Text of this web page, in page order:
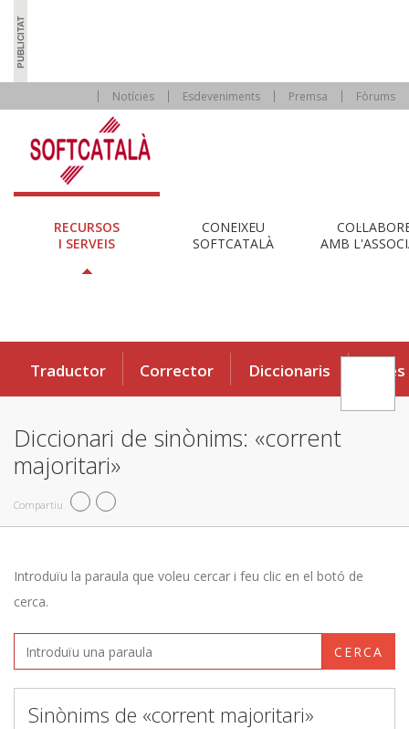
Notícies Esdeveniments Premsa Fòrums
RECURSOS
I SERVEIS
CONEIXEU
SOFTCATALÀ
AMB
Traductor Corrector Diccionaris Eines
Diccionari de sinònims: «corrent
majoritari»
Compartiu
Introduïu la paraula que voleu cercar i feu clic en el botó de
cerca.
CERCA
Sinònims de «corrent majoritari»